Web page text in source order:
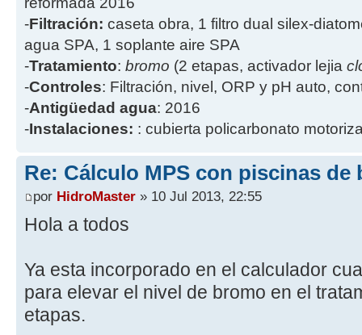
-Filtración: caseta obra, 1 filtro dual silex-
agua SPA, 1 soplante aire SPA
-Tratamiento: bromo (2 etapas, activador lejia
-Controles: Filtración, nivel, ORP y pH auto,
-Antigüedad agua: 2016
-Instalaciones: : cubierta policarbonato
Re: Cálculo MPS con piscinas de
por HidroMaster » 10 Jul 2013, 22:55
Hola a todos
Ya esta incorporado en el calculador
para elevar el nivel de bromo en el
etapas.